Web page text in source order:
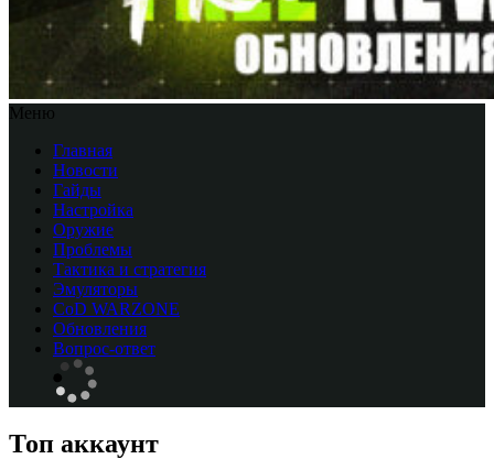
Меню
Главная
Новости
Гайды
Настройка
Оружие
Проблемы
Тактика и стратегия
Эмуляторы
CоD WARZONE
Обновления
Вопрос-ответ
Топ аккаунт